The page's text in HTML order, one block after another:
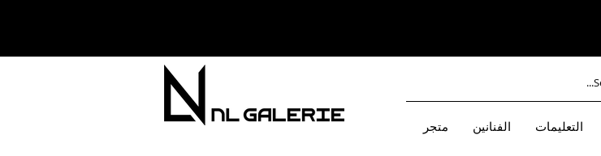
متجر الفنانين التعليمات